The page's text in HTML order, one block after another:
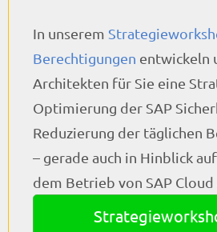
In unserem
Berechtigungen entwickeln
Architekten für Sie eine
Optimierung der SAP
Reduzierung der täglichen
– gerade auch in Hinblick
dem Betrieb von SAP Cloud